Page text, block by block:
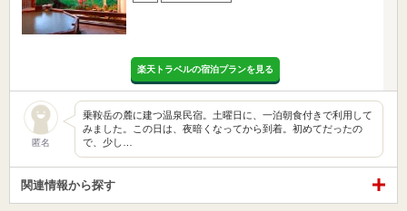
楽天トラベルの宿泊プランを見る
匿名
乗鞍岳の麓に建つ温泉民宿。土曜日に、一泊朝食付きで利用して
みました。この日は、夜暗くなってから到着。初めてだったの
で、少し…
関連情報から探す